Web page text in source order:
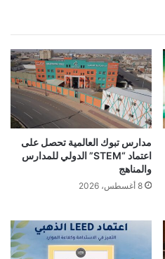
مدارس تبوك العالمية تحصل على
اعتماد “STEM” الدولي للمدارس
والمناهج
8 أغسطس، 2026